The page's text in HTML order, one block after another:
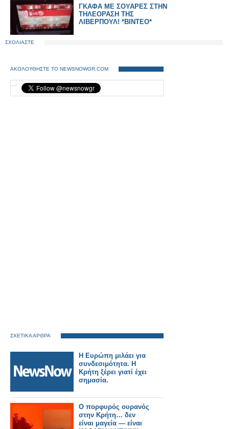
ΓΚΑΦΑ ΜΕ ΣΟΥΑΡΕΣ ΣΤΗΝ
ΤΗΛΕΟΡΑΣΗ ΤΗΣ
ΛΙΒΕΡΠΟΥΛ! *ΒΙΝΤΕΟ*
ΣΧΟΛΙΑΣΤΕ
ΑΚΟΛΟΥΘΗΣΤΕ ΤΟ NEWSNOWGR.COM
ΣΧΕΤΙΚΑ ΑΡΘΡΑ
Η Ευρώπη μιλάει για
συνδεσιμότητα. Η
Κρήτη ξέρει γιατί έχει
σημασία.
Ο πορφυρός ουρανός
στην Κρήτη… δεν
είναι μαγεία — είναι